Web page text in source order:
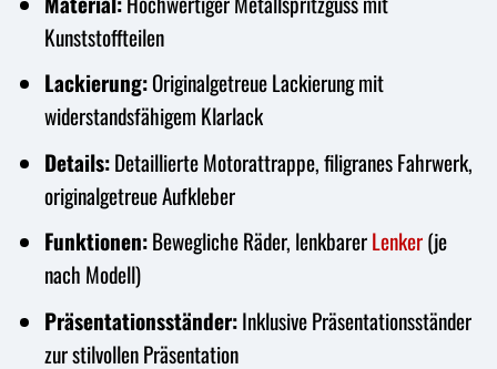
Kunststoffteilen
Lackierung:Originalgetreue Lackierung mit
widerstandsfähigem Klarlack
Details:Detaillierte Motorattrappe, filigranes Fahrwerk,
originalgetreue Aufkleber
Funktionen:Bewegliche Räder, lenkbarerLenker(je
nach Modell)
Präsentationsständer:Inklusive Präsentationsständer
zur stilvollen Präsentation